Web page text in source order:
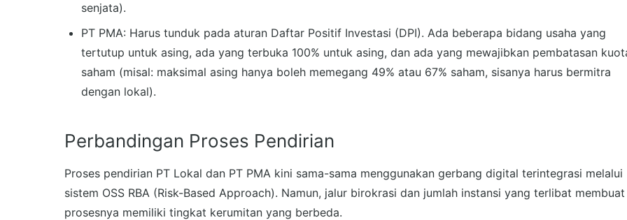
senjata).
PT PMA: Harus tunduk pada aturan Daftar Positif Investasi (DPI). Ada beberapa bidang usaha yang
tertutup untuk asing, ada yang terbuka 100% untuk asing, dan ada yang mewajibkan pembatasan
saham (misal: maksimal asing hanya boleh memegang 49% atau 67% saham, sisanya harus bermitra
dengan lokal).
Perbandingan Proses Pendirian
Proses pendirian PT Lokal dan PT PMA kini sama-sama menggunakan gerbang digital terintegrasi melalui
sistem OSS RBA (Risk-Based Approach). Namun, jalur birokrasi dan jumlah instansi yang terlibat membuat
prosesnya memiliki tingkat kerumitan yang berbeda.